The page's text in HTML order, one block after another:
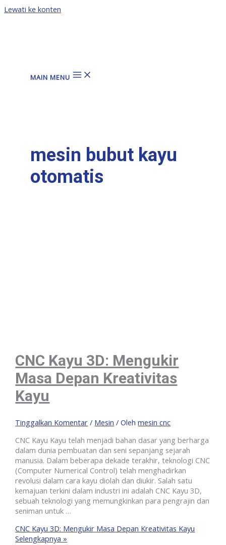
Lewati ke konten
MAIN MENU
mesin bubut kayu
otomatis
CNC Kayu 3D: Mengukir
Masa Depan Kreativitas
Kayu
Tinggalkan Komentar / Mesin / Olehmesin cnc
CNC Kayu Kayu telah menjadi bahan dasar yang berharga
dalam dunia pembuatan dan seni sepanjang sejarah
manusia. Dalam beberapa dekade terakhir, teknologi CNC
(Computer Numerical Control) telah menghadirkan
revolusi dalam cara kayu diolah dan diukir. Salah satu
kemajuan terkini dalam industri ini adalah CNC Kayu 3D,
sebuah teknologi yang memungkinkan para pengrajin dan
seniman untuk …
CNC Kayu 3D: Mengukir Masa Depan Kreativitas Kayu
Selengkapnya »